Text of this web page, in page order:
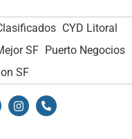
CYD Litoral
SF Puerto Negocios
SF